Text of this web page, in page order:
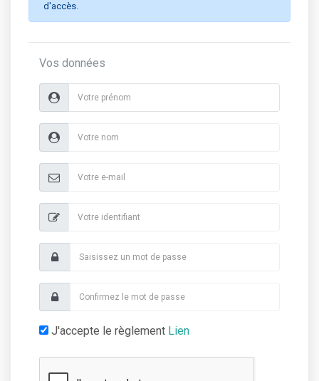
d'accès.
Vos données
J'accepte le règlement Lien